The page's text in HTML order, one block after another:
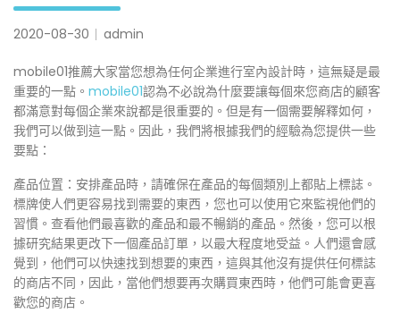
2020-08-30 admin
mobile01推薦大家當您想為任何企業進行室內設計時，這無疑是最
重要的一點。 mobile01認為不必說為什麼要讓每個來您商店的顧客
都滿意對每個企業來說都是很重要的。但是有一個需要解釋如何，
我們可以做到這一點。因此，我們將根據我們的經驗為您提供一些
要點：
產品位置：安排產品時，請確保在產品的每個類別上都貼上標誌。
標牌使人們更容易找到需要的東西，您也可以使用它來監視他們的
習慣。查看他們最喜歡的產品和最不暢銷的產品。然後，您可以根
據研究結果更改下一個產品訂單，以最大程度地受益。人們還會感
覺到，他們可以快速找到想要的東西，這與其他沒有提供任何標誌
的商店不同，因此，當他們想要再次購買東西時，他們可能會更喜
歡您的商店。